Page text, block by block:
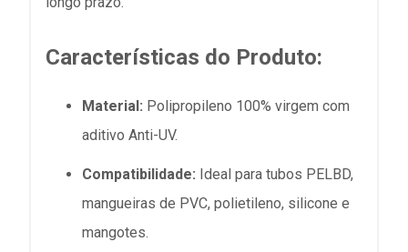
Características do Produto:
Material: Polipropileno 100% virgem com
aditivo Anti-UV.
Compatibilidade: Ideal para tubos PELBD,
mangueiras de PVC, polietileno, silicone e
mangotes.